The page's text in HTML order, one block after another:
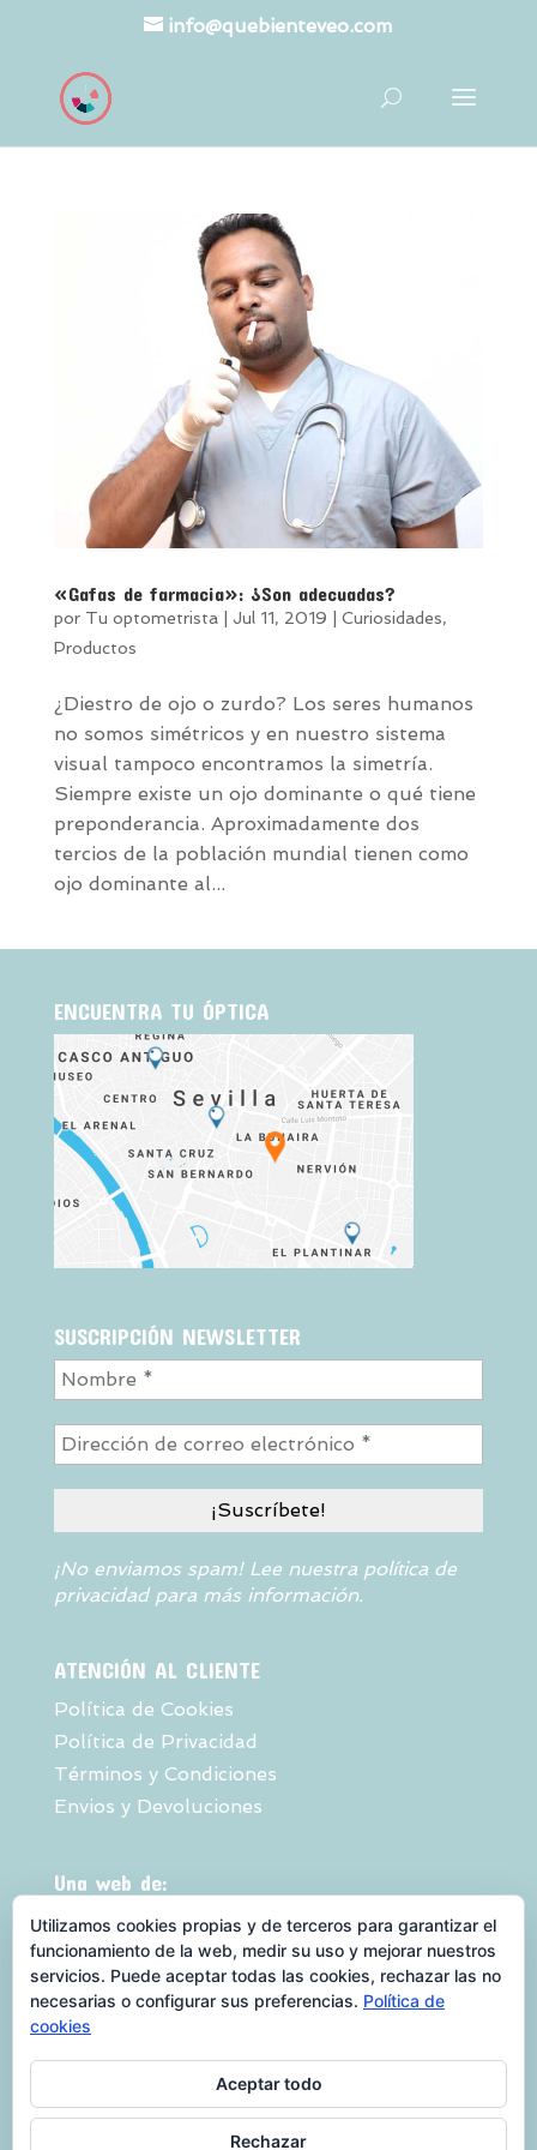
info@quebienteveo.com
«Gafas de farmacia»: ¿Son adecuadas?
por Tu optometrista| Jul 11, 2019 Curiosidades,
Productos
¿Diestro de ojo o zurdo? Los seres humanos
no somos simétricos y en nuestro sistema
visual tampoco encontramos la simetría.
Siempre existe un ojo dominante o qué tiene
preponderancia. Aproximadamente dos
tercios de la población mundial tienen como
ojo dominante al...
ENCUENTRA TU ÓPTICA
SUSCRIPCIÓN NEWSLETTER
¡No enviamos spam! Lee nuestra política de
privacidadpara más información.
ATENCIÓN AL CLIENTE
Política de Cookies
Política de Privacidad
Términos y Condiciones
Envios y Devoluciones
Una web de:
QUEBIENTEVEO es una marca registrada
Utilizamos cookies propias y de terceros para garantizar el
funcionamiento de la web, medir su uso y mejorar nuestros
servicios. Puede aceptar todas las cookies, rechazar las no
necesarias o configurar sus preferencias. Política de
cookies
Aceptar todo
Rechazar